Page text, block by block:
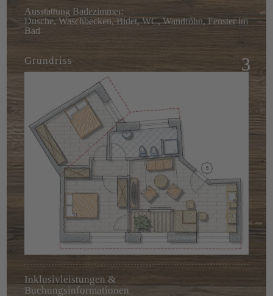
Ausstattung Badezimmer:
Dusche, Waschbecken, Bidet, WC, Wandföhn, Fenster im
Bad
Grundriss
Inklusivleistungen &
Buchungsinformationen